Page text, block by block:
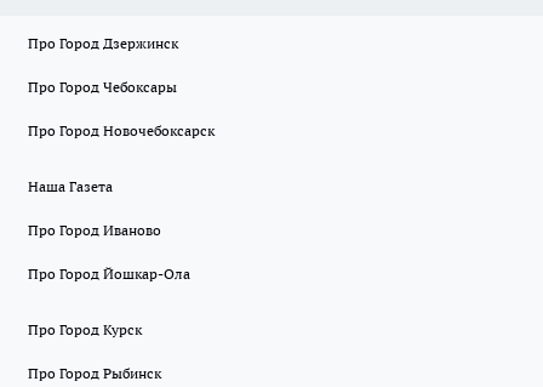
Про Город Дзержинск
Про Город Чебоксары
Про Город Новочебоксарск
Наша Газета
Про Город Иваново
Про Город Йошкар-Ола
Про Город Курск
Про Город Рыбинск